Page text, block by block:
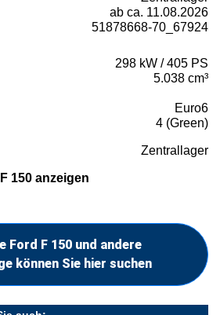
ab ca. 11.08.2026
51878668-70_67924
298 kW / 405 PS
5.038 cm³
Euro6
4 (Green)
Zentrallager
150 anzeigen
Ford F 150 und andere
können Sie hier suchen